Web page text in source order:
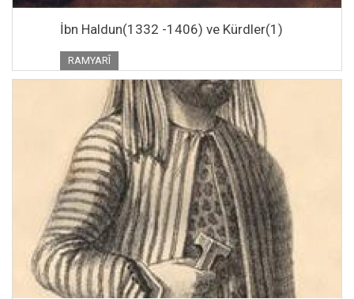
İbn Haldun(1332 -1406) ve Kürdler(1)
RAMYARÎ